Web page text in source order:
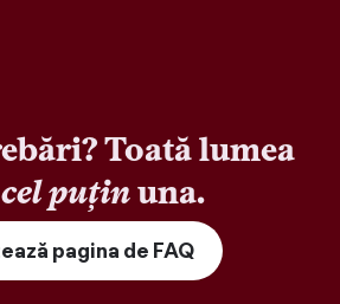
Toată lumea
puținuna.
pagina de FAQ